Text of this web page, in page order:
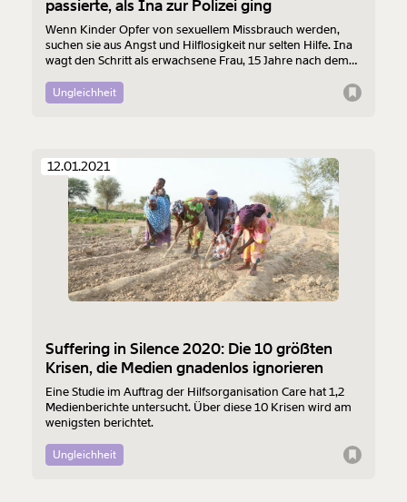
passierte, als Ina zur Polizei ging
Wenn Kinder Opfer von sexuellem Missbrauch werden,
suchen sie aus Angst und Hilflosigkeit nur selten Hilfe. Ina
wagt den Schritt als erwachsene Frau, 15 Jahre nach dem
Ungleichheit
12.01.2021
Suffering in Silence 2020: Die 10 größten
Krisen, die Medien gnadenlos ignorieren
Eine Studie im Auftrag der Hilfsorganisation Care hat 1,2
Medienberichte untersucht. Über diese 10 Krisen wird am
wenigsten berichtet.
Ungleichheit